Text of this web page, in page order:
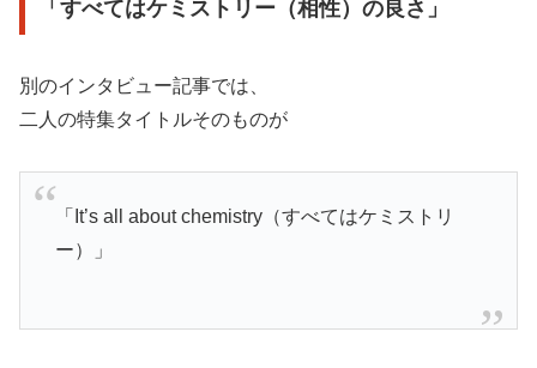
「すべてはケミストリー（相性）の良さ」
別のインタビュー記事では、
二人の特集タイトルそのものが
「It’s all about chemistry（すべてはケミストリ
ー）」